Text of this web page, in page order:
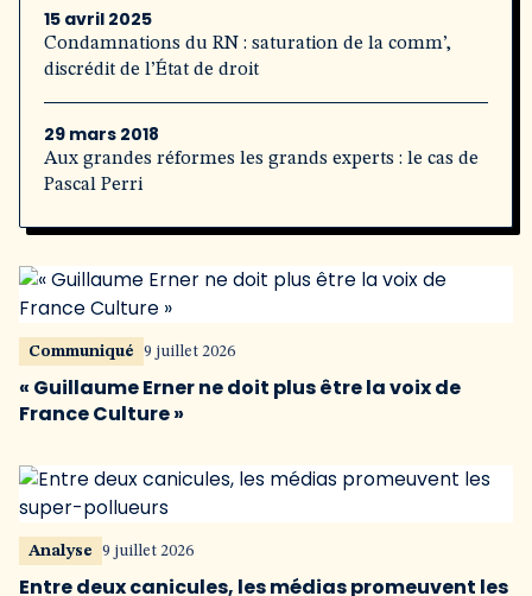
15 avril 2025
Condamnations du RN : saturation de la comm’,
discrédit de l’État de droit
29 mars 2018
Aux grandes réformes les grands experts : le cas de
Pascal Perri
Communiqué 9 juillet 2026
« Guillaume Erner ne doit plus être la voix de
France Culture »
Analyse 9 juillet 2026
Entre deux canicules, les médias promeuvent les